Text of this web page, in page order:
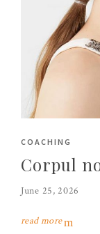
COACHING
Corpul
June 25, 2026
read more